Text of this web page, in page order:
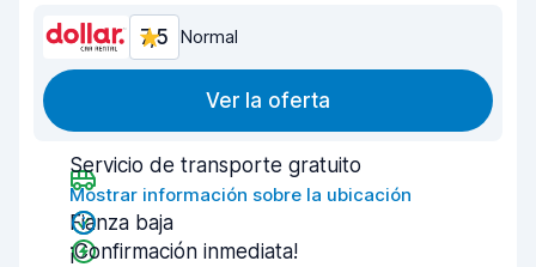
7,5 Normal
Ver la oferta
Servicio de transporte gratuito
Mostrar información sobre la ubicación
Fianza baja
¡Confirmación inmediata!